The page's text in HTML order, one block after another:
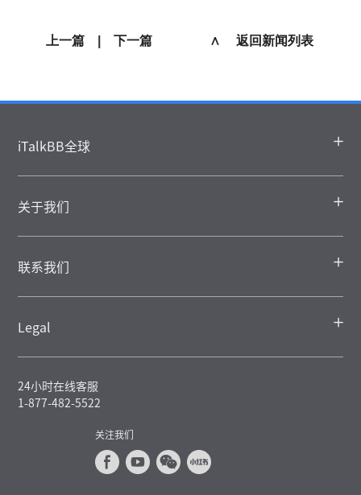
上一篇 |下一篇 ∧ 返回新闻列表
iTalkBB全球
关于我们
联系我们
Legal
24小时在线客服
1-877-482-5522
关注我们